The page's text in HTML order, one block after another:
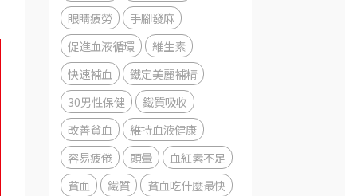
眼睛疲勞
手腳發麻
促進血液循環
維生素
快速補血
鐵定美麗補精
30男性保健
鐵質吸收
改善貧血
維持血液健康
容易疲倦
頭暈
血紅素不足
貧血
鐵質
貧血吃什麼最快